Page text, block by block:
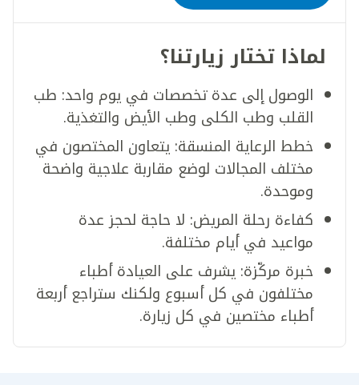
لماذا تختار زيارتنا؟
الوصول إلى عدة تخصصات في يوم واحد: طب
القلب وطب الكلى وطب الأيض والتغذية.
خطط الرعاية المنسقة: يتعاون المختصون في
مختلف المجالات لوضع مقاربة علاجية واضحة
وموحدة.
كفاءة رحلة المريض: لا حاجة لحجز عدة
مواعيد في أيام مختلفة.
خبرة مركّزة: يشرف على العيادة أطباء
مختلفون في كل أسبوع ولكنك ستراجع أربعة
أطباء مختصين في كل زيارة.